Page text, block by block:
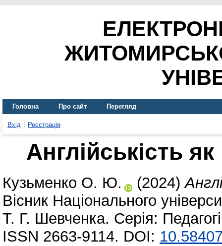
Головна Про сайт Перегляд
Вхід Реєстрація
Англійськість
Кузьменко О. Ю. (2024)
Вісник Національного
Т. Г. Шевченка. Серія:
ISSN 2663-9114. DOI: